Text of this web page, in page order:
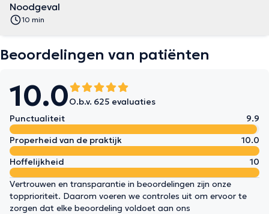
Noodgeval
10 min
Beoordelingen van patiënten
10.0O.b.v. 625 evaluaties
Punctualiteit
9.9
Properheid van de praktijk
10.0
Hoffelijkheid
10
Vertrouwen en transparantie in beoordelingen zijn onze
topprioriteit. Daarom voeren we controles uit om ervoor te
zorgen dat elke beoordeling voldoet aan ons